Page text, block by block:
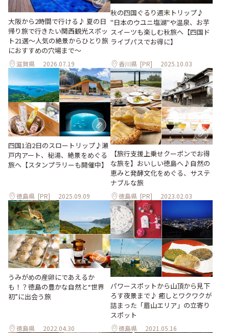
大阪から2時間で行ける♪ 夏の日
帰り旅で行きたい関西観光スポッ
ト21選～人気の絶景からひとり旅
におすすめの穴場まで～
滋賀県 2026.07.19
秋の四国ぐるり週末トリップ♪
"日本のウユニ塩湖"や温泉、お芋
スイーツも楽しむ秋旅へ【四国ド
ライブパスでお得に】
香川県 [PR] 2025.10.03
四国1泊2日のスロートリップ♪瀬
戸内アート、秘湯、絶景をめぐる
旅へ【スタンプラリーも開催中】
徳島県 [PR] 2025.09.09
【旅行支援上乗せクーポンでお得
な旅を】おいしい徳島へ♪自然の
恵みと発酵文化をめぐる、サステ
ナブルな旅
徳島県 [PR] 2023.02.03
うみがめの産卵にであえるか
も！？徳島の豊かな自然と“世界
初”に出会う旅
徳島県 2022.04.30
パワースポットから山頂から見下
ろす夜景まで♪ 癒しとワクワクが
詰まった「眉山エリア」の立寄り
スポット
徳島県 2021.05.16